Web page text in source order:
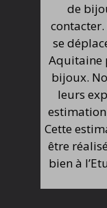
de
se
Aquitaine
bijoux.
leurs
Cette
être
bien à